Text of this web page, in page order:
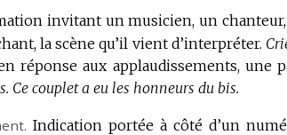
invitant un musicien, un
la scène qu’il vient d’interpréter.
réponse aux applaudissements, une
Ce couplet a eu les honneurs du bis.
Indication portée à côté d’un